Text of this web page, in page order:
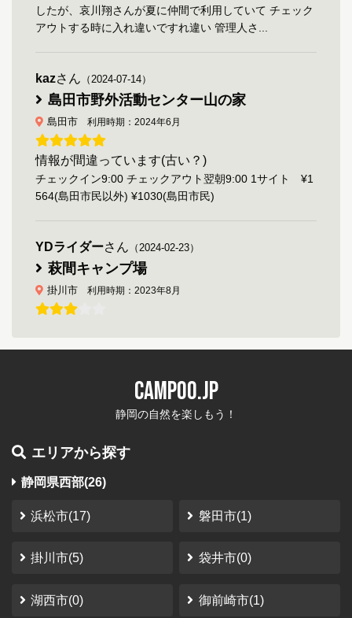
したが、哀川翔さんが夏に仲間で利用していて チェック
アウトする時に入れ違いですれ違い 管理人さ...
kazさん （2024-07-14）
島田市野外活動センター山の家
島田市 利用時期：2024年6月
情報が間違っています(古い？)
チェックイン9:00 チェックアウト翌朝9:00 1サイト ¥1
564(島田市民以外) ¥1030(島田市民)
YDライダーさん （2024-02-23）
萩間キャンプ場
掛川市 利用時期：2023年8月
場
なっています 水道も蛇口が二つあるステンレスのシンク
です、すごく劣悪なつもりで行ったので 思っていたより
快適でした、秋に行けば栗拾いができるかも Y...
南アルプス井川オートキャンプ場
静岡市 利用時期：2023年10月
秘密の場所
CAMPOO.JP
静岡の自然を楽しもう！
エリアから探す
静岡県西部(26)
浜松市(17) 磐田市(1)
掛川市(5) 袋井市(0)
湖西市(0) 御前崎市(1)